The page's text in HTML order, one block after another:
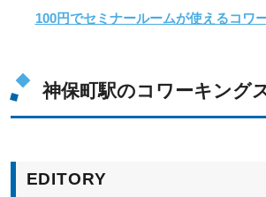
100円でセミナールームが使えるコワ
神保町駅のコワーキング
EDITORY